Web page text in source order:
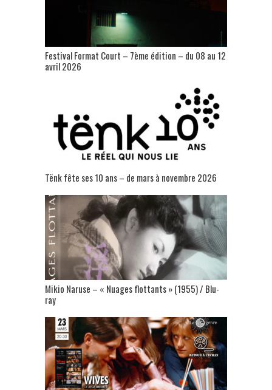
Festival Format Court – 7ème édition – du 08 au 12
avril 2026
Tënk fête ses 10 ans – de mars à novembre 2026
Mikio Naruse – « Nuages flottants » (1955) / Blu-
ray